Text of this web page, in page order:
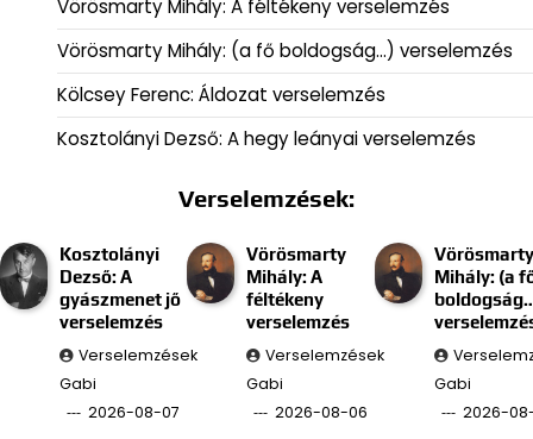
Vörösmarty Mihály: A féltékeny verselemzés
Vörösmarty Mihály: (a fő boldogság…) verselemzés
Kölcsey Ferenc: Áldozat verselemzés
Kosztolányi Dezső: A hegy leányai verselemzés
Verselemzések:
Kosztolányi
Dezső: A
gyászmenet jő
verselemzés
Verselemzések
Gabi
2026-08-07
Vörösmarty
Mihály: A
féltékeny
verselemzés
Verselemzések
Gabi
2026-08-06
Vörösmarty
Mihály: (a
Gabi
2026-